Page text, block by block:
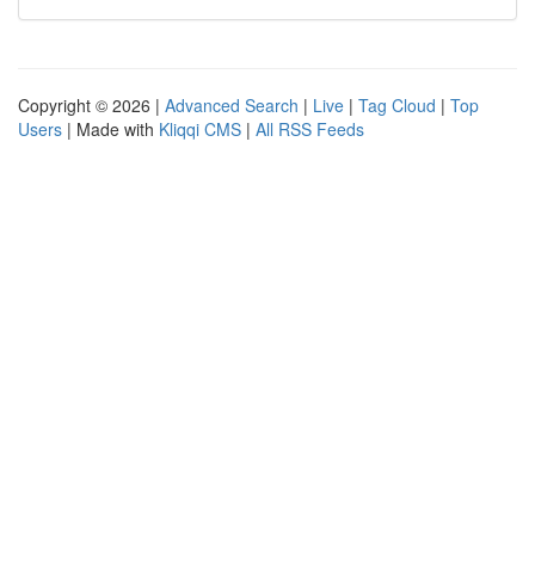
Copyright © 2026 | Advanced Search | Live | Tag Cloud | Top
Users | Made with Kliqqi CMS | All RSS Feeds